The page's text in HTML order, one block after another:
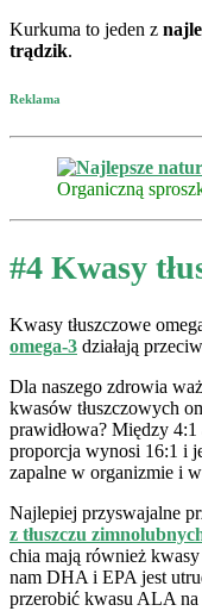
Kurkuma to jeden z
trądzik.
Reklama
Organiczną
#4 Kwasy
Kwasy tłuszczowe
omega-3 działają
Dla naszego zdrowia
kwasów tłuszczowych
prawidłowa? Między
proporcja wynosi 16:1 i
zapalne w organizmie i
Najlepiej przyswajalne
z tłuszczu
chia mają również
nam DHA i EPA jest
przerobić kwasu ALA